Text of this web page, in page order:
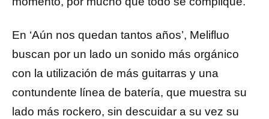
En ‘Aún nos quedan tantos años’, Melifluo
buscan por un lado un sonido más orgánico
con la utilización de más guitarras y una
contundente línea de batería, que muestra su
lado más rockero, sin descuidar a su vez su